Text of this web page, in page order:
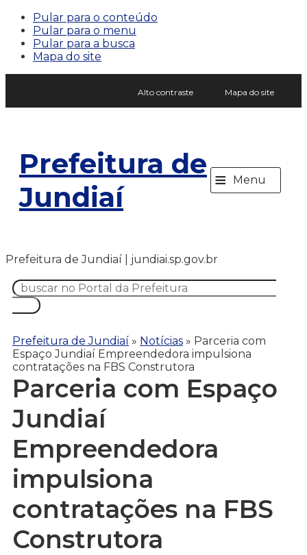
Pular para o conteúdo
Pular para o menu
Pular para a busca
Mapa do site
Alto contraste Mapa do site
Prefeitura de
Jundiaí
≡ Menu
Prefeitura de Jundiaí | jundiai.sp.gov.br
Prefeitura de Jundiaí » Notícias » Parceria com
Espaço Jundiaí Empreendedora impulsiona
contratações na FBS Construtora
Parceria com Espaço
Jundiaí
Empreendedora
impulsiona
contratações na FBS
Construtora